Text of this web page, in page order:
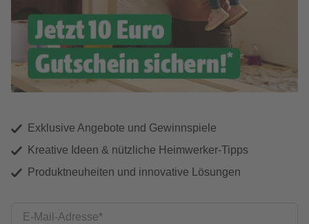
Exklusive Angebote und Gewinnspiele
Kreative Ideen & nützliche Heimwerker-Tipps
Produktneuheiten und innovative Lösungen
E-Mail-Adresse